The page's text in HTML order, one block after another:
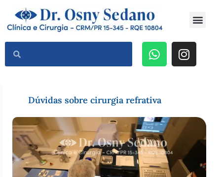
Dúvidas sobre cirurgia refrativa